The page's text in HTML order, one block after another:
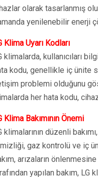
olarak tasarlanmış
yenilenebilir enerji
Klima Uyarı Kodları
klimalarda, kullanıcıları
kodu, genellikle iç ünite
problemi olduğunu
her hata kodu,
Klima Bakımının Önemi
klimalarının düzenli
gaz kontrolü ve iç
arızaların
yapılan bakım, LG